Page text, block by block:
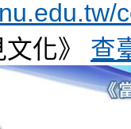
化》 查